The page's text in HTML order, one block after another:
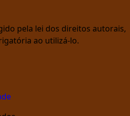
pela lei dos direitos autorais,
ao utilizá-lo.